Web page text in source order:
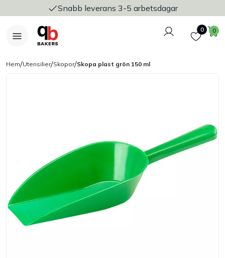
Snabb leverans 3-5 arbetsdagar
Logga in
Favoriter
0 0
Bageriplåtar & bakformar
Stickvagnar & transport
Utensilier
Hem/Utensilier/Skopor/Skopa plast grön 150 ml